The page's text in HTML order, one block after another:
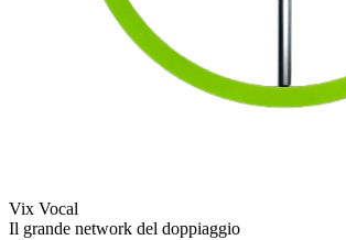
Vix Vocal
Il grande network del doppiaggio